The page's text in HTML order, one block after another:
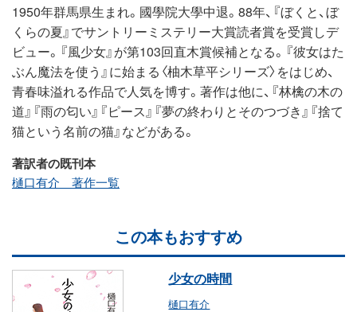
1950年群馬県生まれ。國學院大學中退。88年、『ぼくと、ぼ
くらの夏』でサントリーミステリー大賞読者賞を受賞しデ
ビュー。『風少女』が第103回直木賞候補となる。『彼女はた
ぶん魔法を使う』に始まる〈柚木草平シリーズ〉をはじめ、
青春味溢れる作品で人気を博す。著作は他に、『林檎の木の
道』『雨の匂い』『ピース』『夢の終わりとそのつづき』『捨て
猫という名前の猫』などがある。
著訳者の既刊本
樋口有介 著作一覧
この本もおすすめ
少女の時間
樋口有介